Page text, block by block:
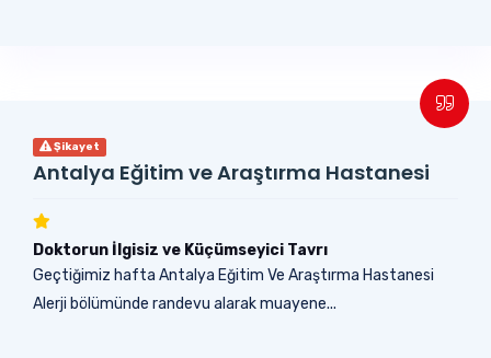
Şikayet
Antalya Eğitim ve Araştırma Hastanesi
Doktorun İlgisiz ve Küçümseyici Tavrı
Geçtiğimiz hafta Antalya Eğitim Ve Araştırma Hastanesi
Alerji bölümünde randevu alarak muayene...